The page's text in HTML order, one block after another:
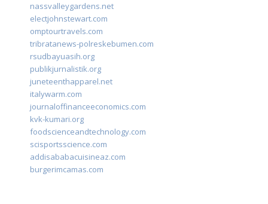
nassvalleygardens.net
electjohnstewart.com
omptourtravels.com
tribratanews-polreskebumen.com
rsudbayuasih.org
publikjurnalistik.org
juneteenthapparel.net
italywarm.com
journaloffinanceeconomics.com
kvk-kumari.org
foodscienceandtechnology.com
scisportsscience.com
addisababacuisineaz.com
burgerimcamas.com